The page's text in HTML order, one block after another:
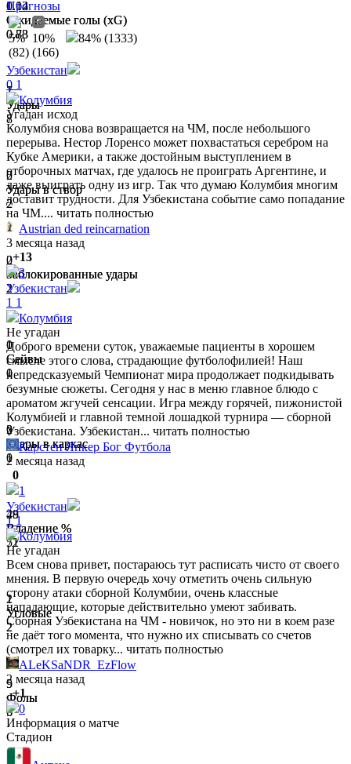
0.02
Ожидаемые голы (xG)
0.83
1
Удары
7
0
Удары в створ
2
0
Заблокированные удары
2
1
Сейвы
0
0
Удары в каркас
1
28
Владение %
72
1
Угловые
2
9
Фолы
5
1.14
Ожидаемые голы (xG)
0.78
7
Удары
8
2
Удары в створ
2
2
Заблокированные удары
2
0
Сейвы
1
2
Удары в каркас
0
49
Владение %
51
2
Угловые
2
5
Фолы
6
Прогнозы
5%
(82)
10%
(166)
84% (1333)
Узбекистан
0 1
Колумбия
Угадан исход
Колумбия снова возвращается на ЧМ, после небольшого
перерыва. Нестор Лоренсо может похвастаться серебром на
Кубке Америки, а также достойным выступлением в
отборочных матчах, где удалось не проиграть Аргентине, и
даже выиграть одну из игр. Так что думаю Колумбия многим
доставит трудности. Для Узбекистана событие само попадание
на ЧМ.... читать полностью
Austrian ded reincarnation
3 месяца назад
+13
3
Узбекистан
1 1
Колумбия
Не угадан
Доброго времени суток, уважаемые пациенты в хорошем
смысле этого слова, страдающие футболофилией! Наш
непредсказуемый Чемпионат мира продолжает подкидывать
безумные сюжеты. Сегодня у нас в меню главное блюдо с
ароматом жгучей сенсации. Игра между горячей, пижонистой
Колумбией и главной темной лошадкой турнира — сборной
Узбекистана. Узбекистан... читать полностью
Карстен Янкер Бог Футбола
2 месяца назад
0
1
Узбекистан
1 1
Колумбия
Не угадан
Всем снова привет, постараюсь тут расписать чисто от своего
мнения. В первую очередь хочу отметить очень сильную
сторону атаки сборной Колумбии, очень классные
нападающие, которые действительно умеют забивать.
Сборная Узбекистана на ЧМ - новичок, но это ни в коем разе
не даёт того момента, что нужно их списывать со счетов
(смотрел их товарку... читать полностью
ALeKSaNDR_EzFlow
2 месяца назад
+1
0
Информация о матче
Стадион